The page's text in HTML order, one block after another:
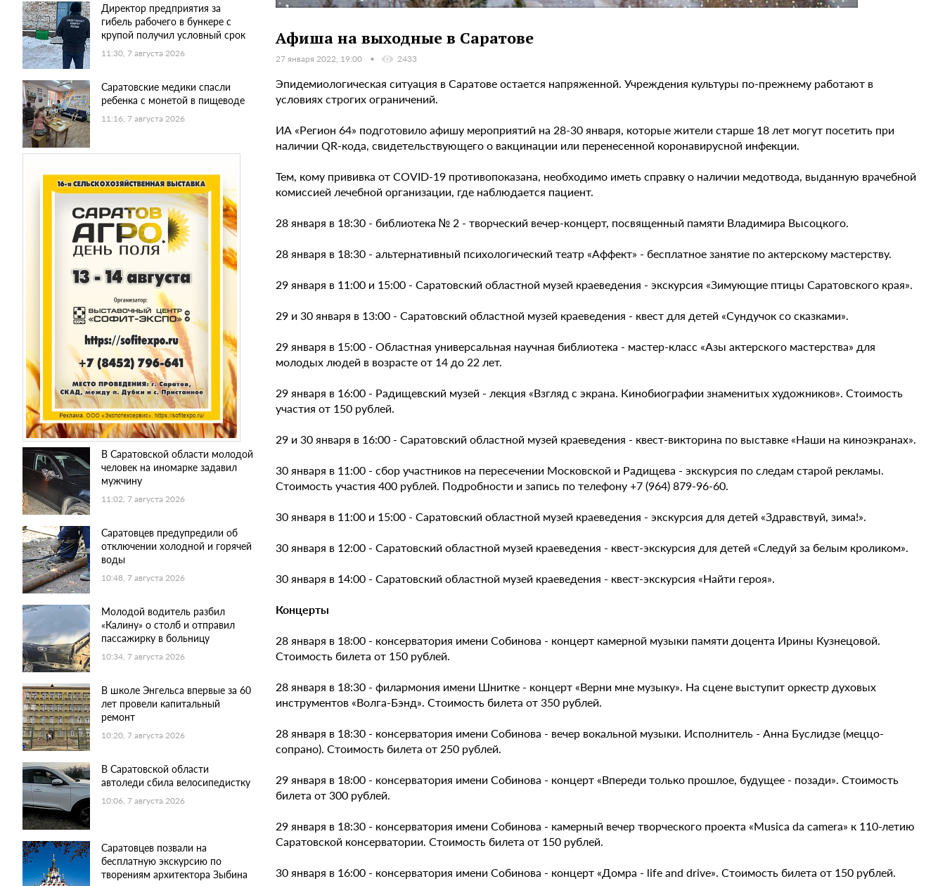
Директор предприятия за
гибель рабочего в бункере с
крупой получил условный срок
11:30, 7 августа 2026
Саратовские медики спасли
ребенка с монетой в пищеводе
11:16, 7 августа 2026
В Саратовской области молодой
человек на иномарке задавил
мужчину
11:02, 7 августа 2026
Саратовцев предупредили об
отключении холодной и горячей
воды
10:48, 7 августа 2026
Молодой водитель разбил
«Калину» о столб и отправил
пассажирку в больницу
10:34, 7 августа 2026
В школе Энгельса впервые за 60
лет провели капитальный
ремонт
10:20, 7 августа 2026
В Саратовской области
автоледи сбила велосипедистку
10:06, 7 августа 2026
Саратовцев позвали на
бесплатную экскурсию по
творениям архитектора Зыбина
Афиша на выходные в Саратове
27 января 2022, 19:00 2433
Эпидемиологическая ситуация в Саратове остается напряженной. Учреждения культуры по-прежнему работают в
условиях строгих ограничений.
ИА «Регион 64» подготовило афишу мероприятий на 28-30 января, которые жители старше 18 лет могут посетить при
наличии QR-кода, свидетельствующего о вакцинации или перенесенной коронавирусной инфекции.
Тем, кому прививка от COVID-19 противопоказана, необходимо иметь справку о наличии медотвода, выданную врачебной
комиссией лечебной организации, где наблюдается пациент.
28 января в 18:30 - библиотека № 2 - творческий вечер-концерт, посвященный памяти Владимира Высоцкого.
28 января в 18:30 - альтернативный психологический театр «Аффект» - бесплатное занятие по актерскому мастерству.
29 января в 11:00 и 15:00 - Саратовский областной музей краеведения - экскурсия «Зимующие птицы Саратовского края».
29 и 30 января в 13:00 - Саратовский областной музей краеведения - квест для детей «Сундучок со сказками».
29 января в 15:00 - Областная универсальная научная библиотека - мастер-класс «Азы актерского мастерства» для
молодых людей в возрасте от 14 до 22 лет.
29 января в 16:00 - Радищевский музей - лекция «Взгляд с экрана. Кинобиографии знаменитых художников». Стоимость
участия от 150 рублей.
29 и 30 января в 16:00 - Саратовский областной музей краеведения - квест-викторина по выставке «Наши на киноэкранах».
30 января в 11:00 - сбор участников на пересечении Московской и Радищева - экскурсия по следам старой рекламы.
Стоимость участия 400 рублей. Подробности и запись по телефону +7 (964) 879-96-60.
30 января в 11:00 и 15:00 - Саратовский областной музей краеведения - экскурсия для детей «Здравствуй, зима!».
30 января в 12:00 - Саратовский областной музей краеведения - квест-экскурсия для детей «Следуй за белым кроликом».
30 января в 14:00 - Саратовский областной музей краеведения - квест-экскурсия «Найти героя».
Концерты
28 января в 18:00 - консерватория имени Собинова - концерт камерной музыки памяти доцента Ирины Кузнецовой.
Стоимость билета от 150 рублей.
28 января в 18:30 - филармония имени Шнитке - концерт «Верни мне музыку». На сцене выступит оркестр духовых
инструментов «Волга-Бэнд». Стоимость билета от 350 рублей.
28 января в 18:30 - консерватория имени Собинова - вечер вокальной музыки. Исполнитель - Анна Буслидзе (меццо-
сопрано). Стоимость билета от 250 рублей.
29 января в 18:00 - консерватория имени Собинова - концерт «Впереди только прошлое, будущее - позади». Стоимость
билета от 300 рублей.
29 января в 18:30 - консерватория имени Собинова - камерный вечер творческого проекта «Musica da camera» к 110-летию
Саратовской консерватории. Стоимость билета от 150 рублей.
30 января в 16:00 - консерватория имени Собинова - концерт «Домра - life аnd drive». Стоимость билета от 150 рублей.